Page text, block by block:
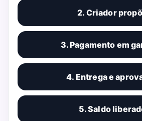
2. Criador
3. Pagamento em
4. Entrega e
5. Saldo